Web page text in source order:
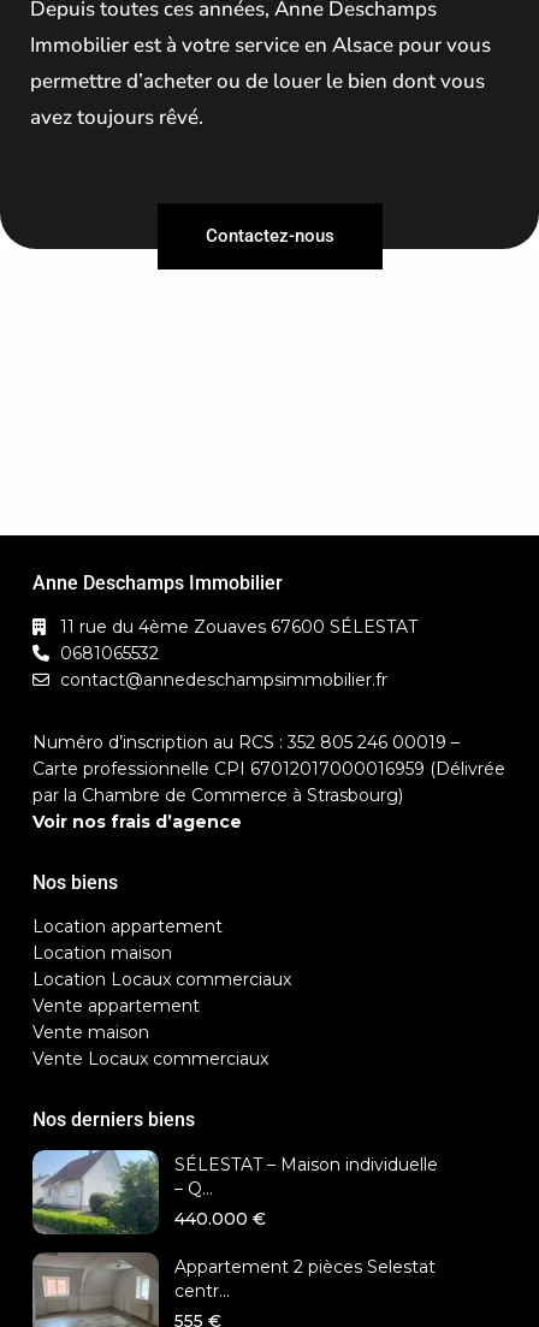
Depuis toutes ces années, Anne Deschamps
Immobilier est à votre service en Alsace pour vous
permettre d’acheter ou de louer le bien dont vous
avez toujours rêvé.
Contactez-nous
Anne Deschamps Immobilier
11 rue du 4ème Zouaves 67600 SÉLESTAT
0681065532
contact@annedeschampsimmobilier.fr
Numéro d’inscription au RCS : 352 805 246 00019 –
Carte professionnelle CPI 67012017000016959 (Délivrée
par la Chambre de Commerce à Strasbourg)
Voir nos frais d’agence
Nos biens
Location appartement
Location maison
Location Locaux commerciaux
Vente appartement
Vente maison
Vente Locaux commerciaux
Nos derniers biens
SÉLESTAT – Maison individuelle
– Q...
440.000 €
Appartement 2 pièces Selestat
centr...
555 €